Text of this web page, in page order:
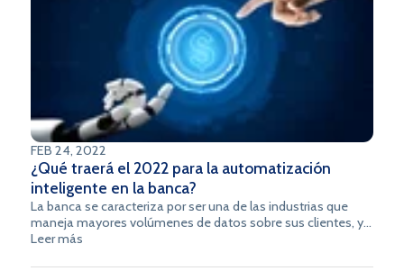
FEB 24, 2022
¿Qué traerá el 2022 para la automatización
inteligente en la banca?
La banca se caracteriza por ser una de las industrias que
maneja mayores volúmenes de datos sobre sus clientes, y a
medida que el sector se ha transformado de la mano de la
toma la automatización de procesos dentro de la gestión
Leer más